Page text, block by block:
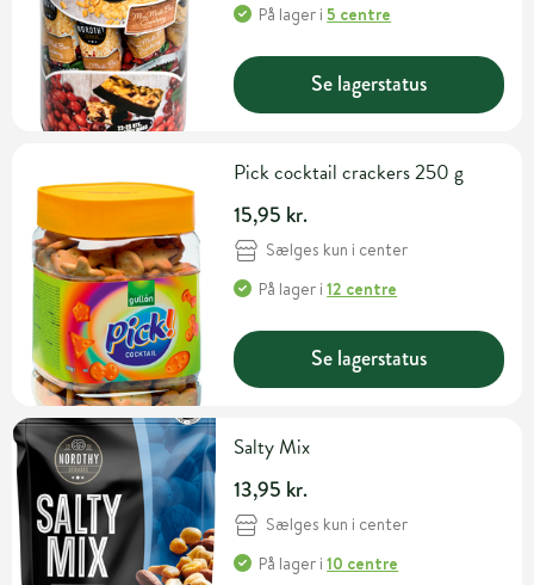
På lager i5 centre
Se lagerstatus
Pick cocktail crackers 250 g
15,95 kr.
Sælges kun i center
På lager i12 centre
Se lagerstatus
Salty Mix
13,95 kr.
Sælges kun i center
På lager i10 centre